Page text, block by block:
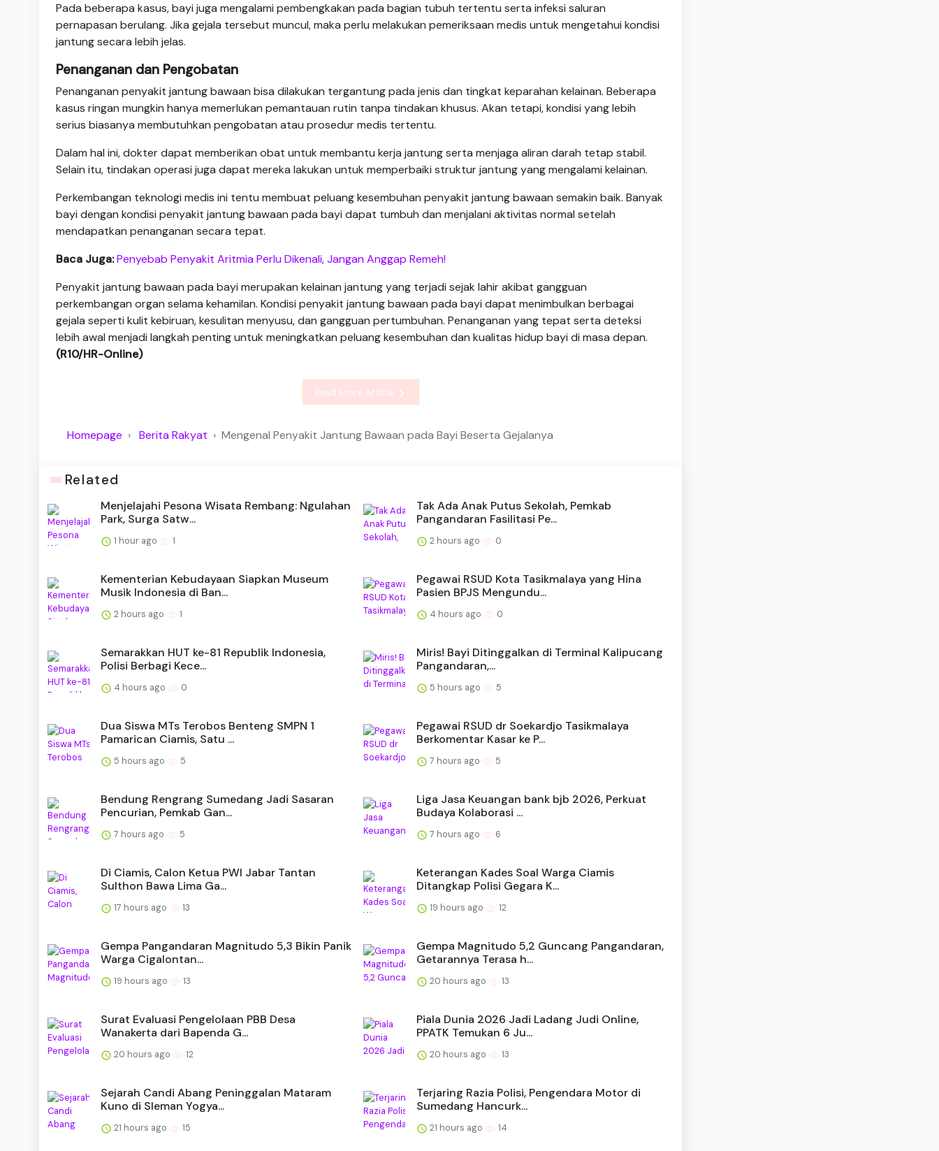
Pada beberapa kasus, bayi juga mengalami pembengkakan pada bagian tubuh tertentu serta infeksi saluran
pernapasan berulang. Jika gejala tersebut muncul, maka perlu melakukan pemeriksaan medis untuk mengetahui kondisi
jantung secara lebih jelas.
Penanganan dan Pengobatan
Penanganan penyakit jantung bawaan bisa dilakukan tergantung pada jenis dan tingkat keparahan kelainan. Beberapa
kasus ringan mungkin hanya memerlukan pemantauan rutin tanpa tindakan khusus. Akan tetapi, kondisi yang lebih
serius biasanya membutuhkan pengobatan atau prosedur medis tertentu.
Dalam hal ini, dokter dapat memberikan obat untuk membantu kerja jantung serta menjaga aliran darah tetap stabil.
Selain itu, tindakan operasi juga dapat mereka lakukan untuk memperbaiki struktur jantung yang mengalami kelainan.
Perkembangan teknologi medis ini tentu membuat peluang kesembuhan penyakit jantung bawaan semakin baik. Banyak
bayi dengan kondisi penyakit jantung bawaan pada bayi dapat tumbuh dan menjalani aktivitas normal setelah
mendapatkan penanganan secara tepat.
Baca Juga:Penyebab Penyakit Aritmia Perlu Dikenali, Jangan Anggap Remeh!
Penyakit jantung bawaan pada bayi merupakan kelainan jantung yang terjadi sejak lahir akibat gangguan
perkembangan organ selama kehamilan. Kondisi penyakit jantung bawaan pada bayi dapat menimbulkan berbagai
gejala seperti kulit kebiruan, kesulitan menyusu, dan gangguan pertumbuhan. Penanganan yang tepat serta deteksi
lebih awal menjadi langkah penting untuk meningkatkan peluang kesembuhan dan kualitas hidup bayi di masa depan.
(R10/HR-Online)
Read Entire Article
Homepage Berita Rakyat Mengenal Penyakit Jantung Bawaan pada Bayi Beserta Gejalanya
Related
Menjelajahi Pesona Wisata Rembang: Ngulahan
Park, Surga Satw...
1 hour ago 1
Tak Ada Anak Putus Sekolah, Pemkab
Pangandaran Fasilitasi Pe...
2 hours ago 0
Kementerian Kebudayaan Siapkan Museum
Musik Indonesia di Ban...
2 hours ago 1
Pegawai RSUD Kota Tasikmalaya yang Hina
Pasien BPJS Mengundu...
4 hours ago 0
Semarakkan HUT ke-81 Republik Indonesia,
Polisi Berbagi Kece...
4 hours ago 0
Miris! Bayi Ditinggalkan di Terminal Kalipucang
Pangandaran,...
5 hours ago 5
Dua Siswa MTs Terobos Benteng SMPN 1
Pamarican Ciamis, Satu ...
5 hours ago 5
Pegawai RSUD dr Soekardjo Tasikmalaya
Berkomentar Kasar ke P...
7 hours ago 5
Bendung Rengrang Sumedang Jadi Sasaran
Pencurian, Pemkab Gan...
7 hours ago 5
Liga Jasa Keuangan bank bjb 2026, Perkuat
Budaya Kolaborasi ...
7 hours ago 6
Di Ciamis, Calon Ketua PWI Jabar Tantan
Sulthon Bawa Lima Ga...
17 hours ago 13
Keterangan Kades Soal Warga Ciamis
Ditangkap Polisi Gegara K...
19 hours ago 12
Gempa Pangandaran Magnitudo 5,3 Bikin Panik
Warga Cigalontan...
19 hours ago 13
Gempa Magnitudo 5,2 Guncang Pangandaran,
Getarannya Terasa h...
20 hours ago 13
Surat Evaluasi Pengelolaan PBB Desa
Wanakerta dari Bapenda G...
20 hours ago 12
Piala Dunia 2026 Jadi Ladang Judi Online,
PPATK Temukan 6 Ju...
20 hours ago 13
Sejarah Candi Abang Peninggalan Mataram
Kuno di Sleman Yogya...
21 hours ago 15
Terjaring Razia Polisi, Pengendara Motor di
Sumedang Hancurk...
21 hours ago 14